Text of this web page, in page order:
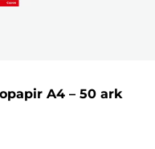
A4 – 50 ark